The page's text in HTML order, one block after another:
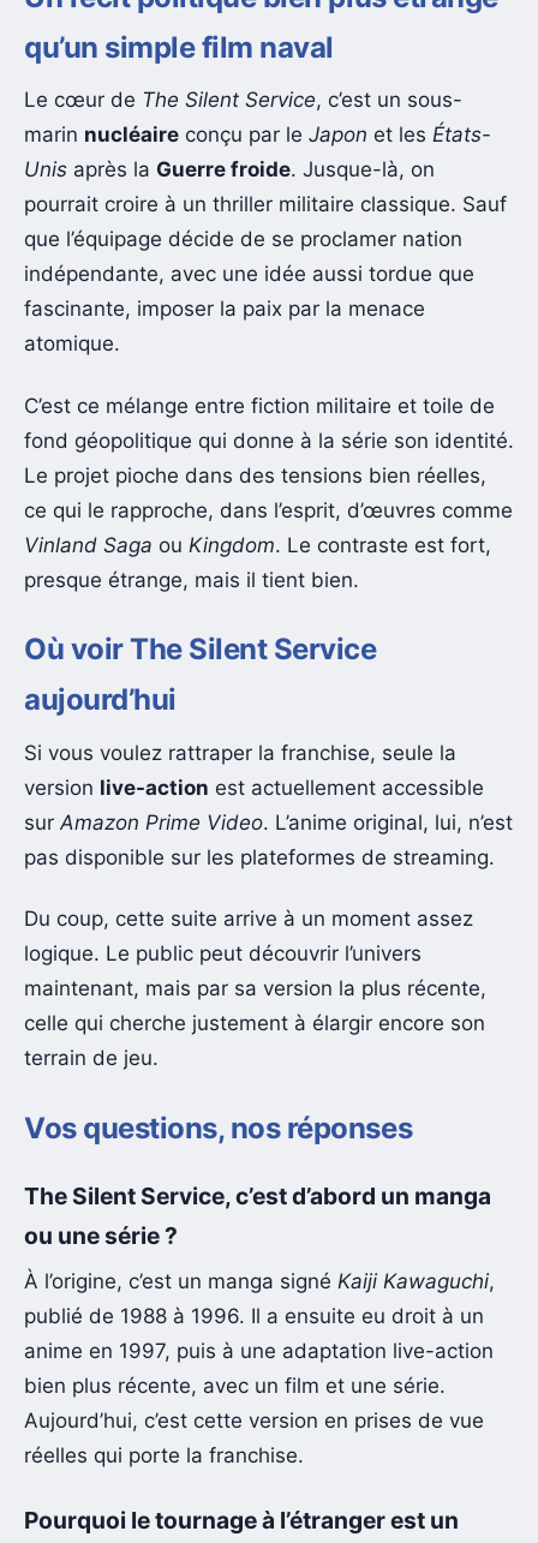
qu’un simple film naval
Le cœur de The Silent Service, c’est un sous-
marin nucléaire conçu par le Japon et les États-
Unis après la Guerre froide. Jusque-là, on
pourrait croire à un thriller militaire classique. Sauf
que l’équipage décide de se proclamer nation
indépendante, avec une idée aussi tordue que
fascinante, imposer la paix par la menace
atomique.
C’est ce mélange entre fiction militaire et toile de
fond géopolitique qui donne à la série son identité.
Le projet pioche dans des tensions bien réelles,
ce qui le rapproche, dans l’esprit, d’œuvres comme
Vinland Saga ou Kingdom. Le contraste est fort,
presque étrange, mais il tient bien.
Où voir The Silent Service
aujourd’hui
Si vous voulez rattraper la franchise, seule la
version live-action est actuellement accessible
surAmazon Prime Video. L’anime original, lui, n’est
pas disponible sur les plateformes de streaming.
Du coup, cette suite arrive à un moment assez
logique. Le public peut découvrir l’univers
maintenant, mais par sa version la plus récente,
celle qui cherche justement à élargir encore son
terrain de jeu.
Vos questions, nos réponses
The Silent Service, c’est d’abord un manga
ou une série ?
À l’origine, c’est un manga signé Kaiji Kawaguchi,
publié de 1988 à 1996. Il a ensuite eu droit à un
anime en 1997, puis à une adaptation live-action
bien plus récente, avec un film et une série.
Aujourd’hui, c’est cette version en prises de vue
réelles qui porte la franchise.
Pourquoi le tournage à l’étranger est un